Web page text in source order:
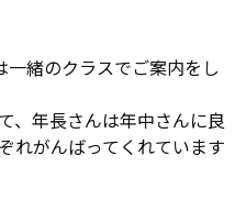
緒のクラスでご案内をし
、年長さんは年中さんに良
れがんばってくれています